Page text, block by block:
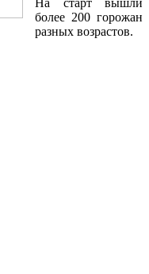
На старт вышли
более 200 горожан
разных возрастов.